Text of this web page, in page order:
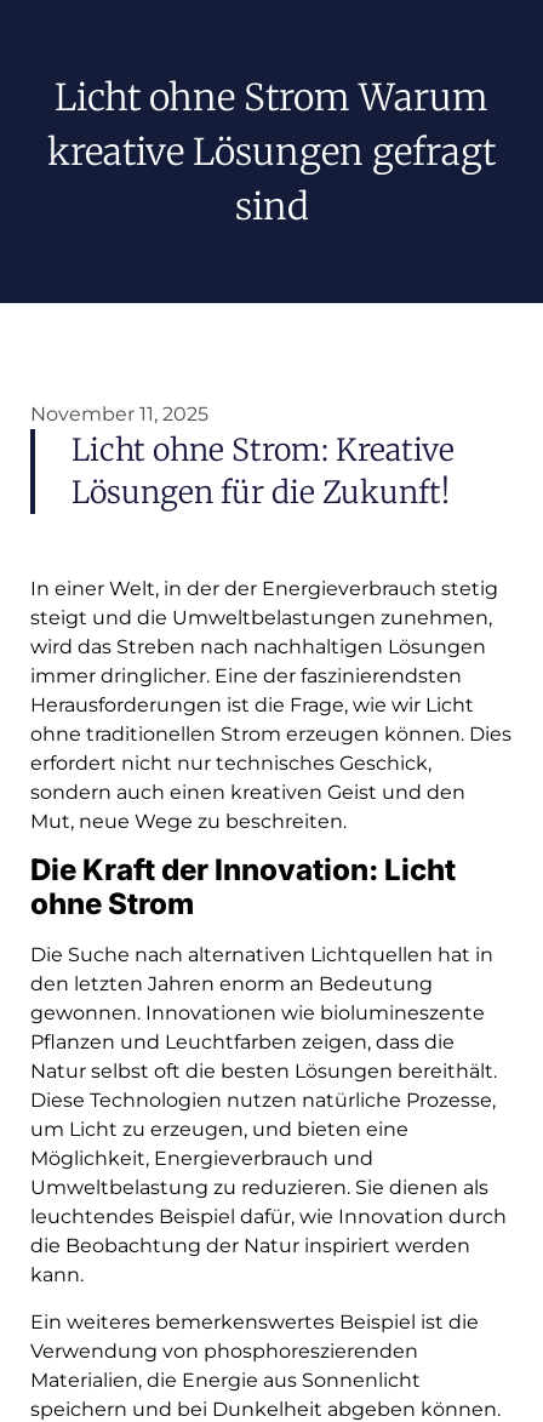
Licht ohne Strom Warum
kreative Lösungen gefragt
sind
November 11, 2025
Licht ohne Strom: Kreative
Lösungen für die Zukunft!
In einer Welt, in der der Energieverbrauch stetig
steigt und die Umweltbelastungen zunehmen,
wird das Streben nach nachhaltigen Lösungen
immer dringlicher. Eine der faszinierendsten
Herausforderungen ist die Frage, wie wir Licht
ohne traditionellen Strom erzeugen können. Dies
erfordert nicht nur technisches Geschick,
sondern auch einen kreativen Geist und den
Mut, neue Wege zu beschreiten.
Die Kraft der Innovation: Licht
ohne Strom
Die Suche nach alternativen Lichtquellen hat in
den letzten Jahren enorm an Bedeutung
gewonnen. Innovationen wie biolumineszente
Pflanzen und Leuchtfarben zeigen, dass die
Natur selbst oft die besten Lösungen bereithält.
Diese Technologien nutzen natürliche Prozesse,
um Licht zu erzeugen, und bieten eine
Möglichkeit, Energieverbrauch und
Umweltbelastung zu reduzieren. Sie dienen als
leuchtendes Beispiel dafür, wie Innovation durch
die Beobachtung der Natur inspiriert werden
kann.
Ein weiteres bemerkenswertes Beispiel ist die
Verwendung von phosphoreszierenden
Materialien, die Energie aus Sonnenlicht
speichern und bei Dunkelheit abgeben können.